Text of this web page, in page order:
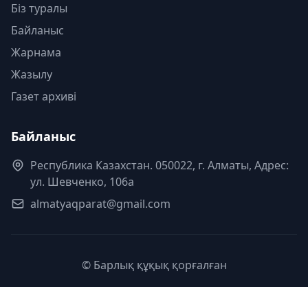
Біз туралы
Байланыс
Жарнама
Жазылу
Газет архиві
Байланыс
Республика Казахстан. 050022, г. Алматы, Адрес:
ул. Шевченко, 106а
almatyaqparat@gmail.com
© Барлық құқық қорғалған